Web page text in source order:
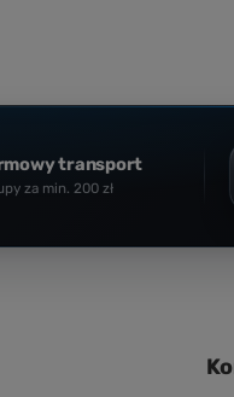
transport
za min. 200 zł